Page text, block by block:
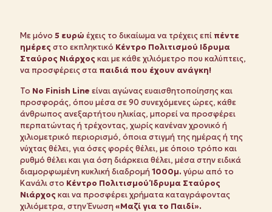
Με μόνο 5 ευρώ έχεις το δικαίωμα να τρέχεις επί πέντε
ημέρες στο εκπληκτικό Κέντρο Πολιτισμού Ιδρυμα
Σταύρος Νιάρχος και με κάθε χιλιόμετρο που καλύπτεις,
να προσφέρεις στα παιδιά που έχουν ανάγκη!
Το No Finish Line είναι αγώνας ευαισθητοποίησης και
προσφοράς, όπου μέσα σε 90 συνεχόμενες ώρες, κάθε
άνθρωπος ανεξαρτήτου ηλικίας, μπορεί να προσφέρει
περπατώντας ή τρέχοντας, χωρίς κανέναν χρονικό ή
χιλιομετρικό περιορισμό, όποια στιγμή της ημέρας ή της
νύχτας θέλει, για όσες φορές θέλει, με όποιο τρόπο και
ρυθμό θέλει και για όση διάρκεια θέλει, μέσα στην ειδικά
διαμορφωμένη κυκλική διαδρομή1000μ. γύρω από το
Kανάλι στο Κέντρο Πολιτισμού Ίδρυμα Σταύρος
Νιάρχος και να προσφέρει χρήματα καταγράφοντας
χιλιόμετρα, στην Ένωση«Μαζί για το Παιδί».